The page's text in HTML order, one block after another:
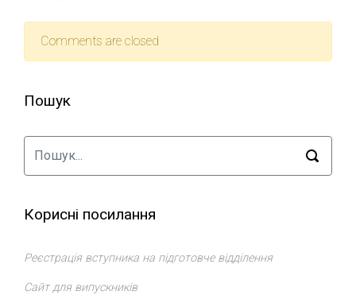
Comments are closed
Пошук
Корисні посилання
Реєстрація вступника на підготовче відділення
Сайт для випускників